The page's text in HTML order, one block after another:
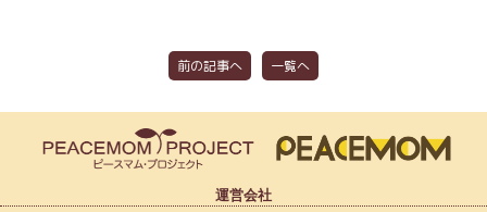
前の記事へ 一覧へ
運営会社